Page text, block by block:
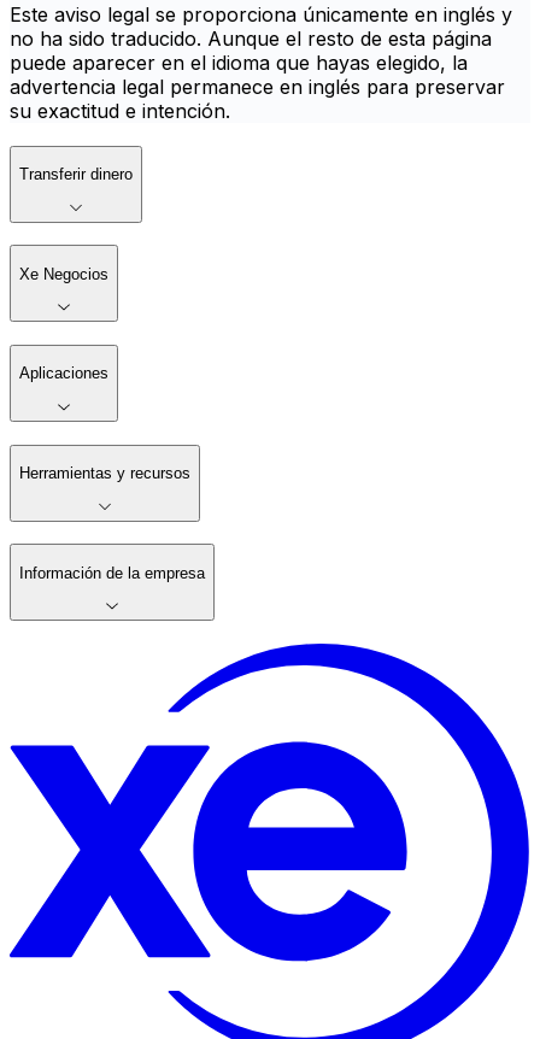
Este aviso legal se proporciona únicamente en inglés y
no ha sido traducido. Aunque el resto de esta página
puede aparecer en el idioma que hayas elegido, la
advertencia legal permanece en inglés para preservar
su exactitud e intención.
Transferir dinero
Xe Negocios
Aplicaciones
Herramientas y recursos
Información de la empresa